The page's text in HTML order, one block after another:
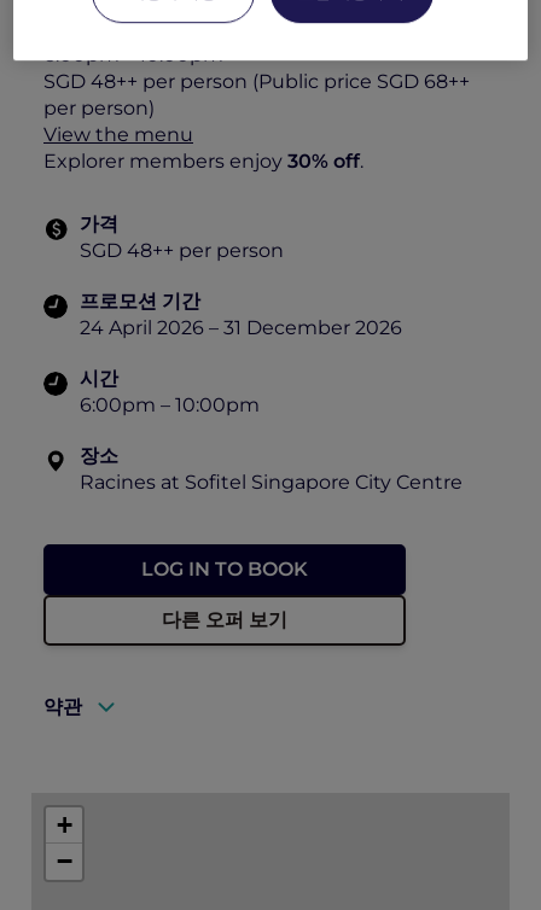
6:00pm – 10:00pm
SGD 48++ per person (Public price SGD 68++
per person)
View the menu
Explorer members enjoy 30% off.
가격
SGD 48++ per person
프로모션 기간
24 April 2026 – 31 December 2026
시간
6:00pm – 10:00pm
장소
Racines at Sofitel Singapore City Centre
LOG IN TO BOOK
다른 오퍼 보기
약관
+
−